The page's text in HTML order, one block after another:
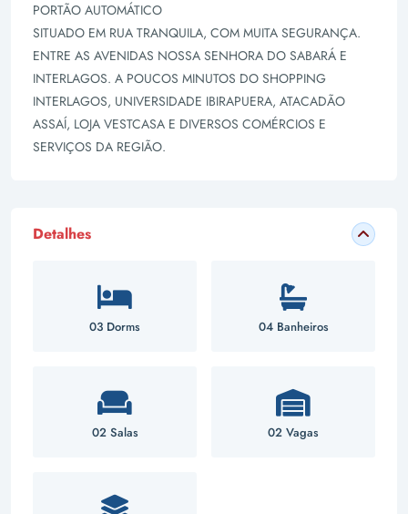
PORTÃO AUTOMÁTICO
SITUADO EM RUA TRANQUILA, COM MUITA SEGURANÇA.
ENTRE AS AVENIDAS NOSSA SENHORA DO SABARÁ E
INTERLAGOS. A POUCOS MINUTOS DO SHOPPING
INTERLAGOS, UNIVERSIDADE IBIRAPUERA, ATACADÃO
ASSAÍ, LOJA VESTCASA E DIVERSOS COMÉRCIOS E
SERVIÇOS DA REGIÃO.
Detalhes
03 Dorms 04 Banheiros
02 Salas 02 Vagas